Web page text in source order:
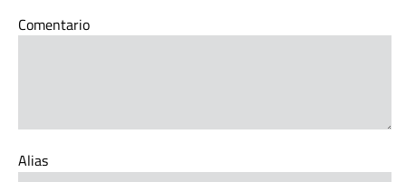
Comentario
Alias